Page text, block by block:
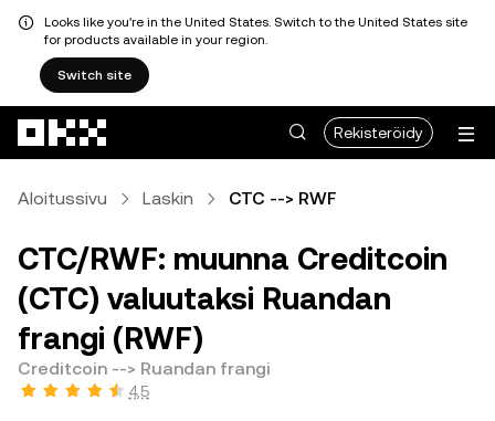
Looks like you're in the United States. Switch to the United States site
for products available in your region.
Switch site
Rekisteröidy
Aloitussivu Laskin CTC --> RWF
CTC/RWF: muunna Creditcoin
(CTC) valuutaksi Ruandan
frangi (RWF)
Creditcoin --> Ruandan frangi
4,5